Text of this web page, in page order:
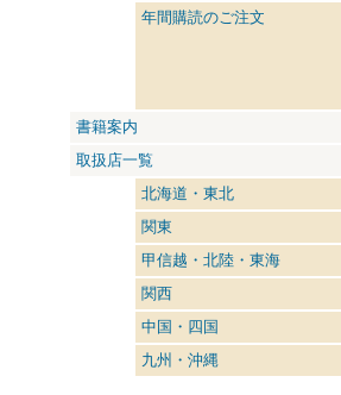
年間購読のご注文
書籍案内
取扱店一覧
北海道・東北
関東
甲信越・北陸・東海
関西
中国・四国
九州・沖縄